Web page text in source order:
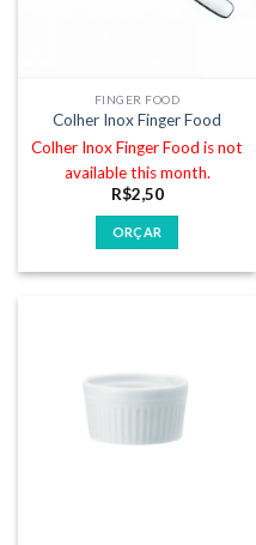
FINGER FOOD
Colher Inox Finger Food
Colher Inox Finger Food is not
available this month.
R$2,50
ORÇAR